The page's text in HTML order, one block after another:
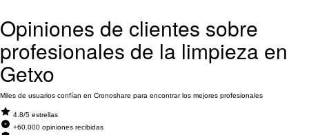
Opiniones de clientes sobre
profesionales de la limpieza en
Getxo
Miles de usuarios confían en Cronoshare para encontrar los mejores profesionales
4.8/5 estrellas
+60.000 opiniones recibidas